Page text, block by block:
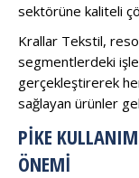
sektörüne kaliteli
Krallar Tekstil,
segmentlerdeki
gerçekleştirerek
sağlayan ürünler
PIKE
ÖNEMI